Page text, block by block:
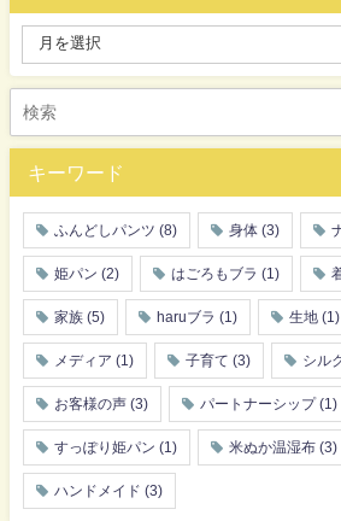
キーワード
ふんどしパンツ (8) 身体 (3)
姫パン (2) はごろもブラ (1)
家族 (5) haruブラ (1) 生地 (1)
メディア (1) 子育て (3) シル
お客様の声 (3) パートナーシップ(1)
すっぽり姫パン (1) 米ぬか温湿布 (3)
ハンドメイド (3)